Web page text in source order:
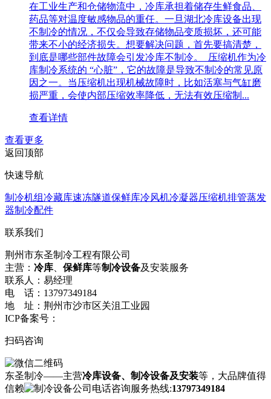
在工业生产和仓储物流中，冷库承担着储存生鲜食品、
药品等对温度敏感物品的重任。一旦湖北冷库设备出现
不制冷的情况，不仅会导致存储物品变质损坏，还可能
带来不小的经济损失。想要解决问题，首先要搞清楚，
到底是哪些部件故障会引发冷库不制冷。​ 压缩机作为冷
库制冷系统的 “心脏”，它的故障是导致不制冷的常见原
因之一。当压缩机出现机械故障时，比如活塞与气缸磨
损严重，会使内部压缩效率降低，无法有效压缩制...
查看详情
查看更多
返回顶部
快速导航
制冷机组冷藏库速冻隧道保鲜库冷风机冷凝器压缩机排管蒸发
器制冷配件
联系我们
荆州市东圣制冷工程有限公司
主营： 冷库 保鲜库等制冷设备及安装服务
联系人：易经理
电 话：13797349184
地 址：荆州市沙市区关沮工业园
ICP备案号：
扫码咨询
东圣制冷——主营冷库设备、制冷设备及安装等，大品牌值得
信赖
咨询服务热线:13797349184